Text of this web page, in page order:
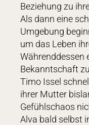
Beziehung zu
Als dann eine
Umgebung
um das Leben
Währenddessen
Bekanntschaft
Timo Issel
ihrer Mutter
Gefühlschaos
Alva bald selbst